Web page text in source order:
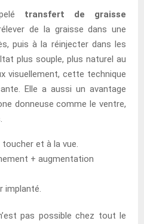
transfert de graisse
de la graisse dans une
puis à la réinjecter dans les
plus souple, plus naturel au
visuellement, cette technique
Elle a aussi un avantage
donneuse comme le ventre,
et à la vue.
+ augmentation
implanté.
pas possible chez tout le